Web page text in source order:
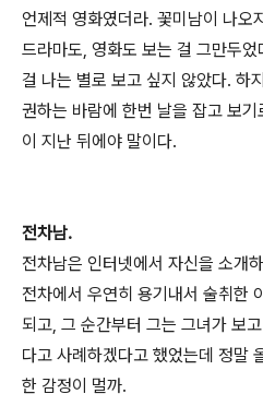
언제적 영화였더라. 꽃미남이 나오
드라마도, 영화도 보는 걸 그만두
걸 나는 별로 보고 싶지 않았다. 하
권하는 바람에 한번 날을 잡고 보
이 지난 뒤에야 말이다.
전차남.
전차남은 인터넷에서 자신을 소개
전차에서 우연히 용기내서 술취한
되고, 그 순간부터 그는 그녀가 보
다고 사례하겠다고 했었는데 정말
한 감정이 멀까.